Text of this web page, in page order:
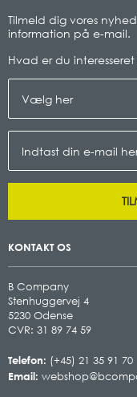
Tilmeld dig vores
information på e-mail.
Hvad er du
KONTAKT OS
B Company
Stenhuggervej 4
5230 Odense
CVR: 31 89 74 59
Telefon: (+45) 21 35 91 70
Email: